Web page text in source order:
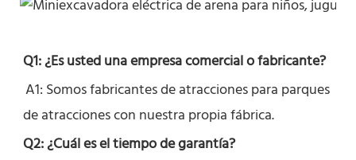
Q1: ¿Es usted una empresa comercial o fabricante?
A1: Somos fabricantes de atracciones para parques
de atracciones con nuestra propia fábrica.
Q2: ¿Cuál es el tiempo de garantía?